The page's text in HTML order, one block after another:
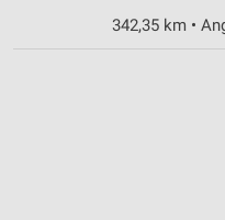
342,35 km •